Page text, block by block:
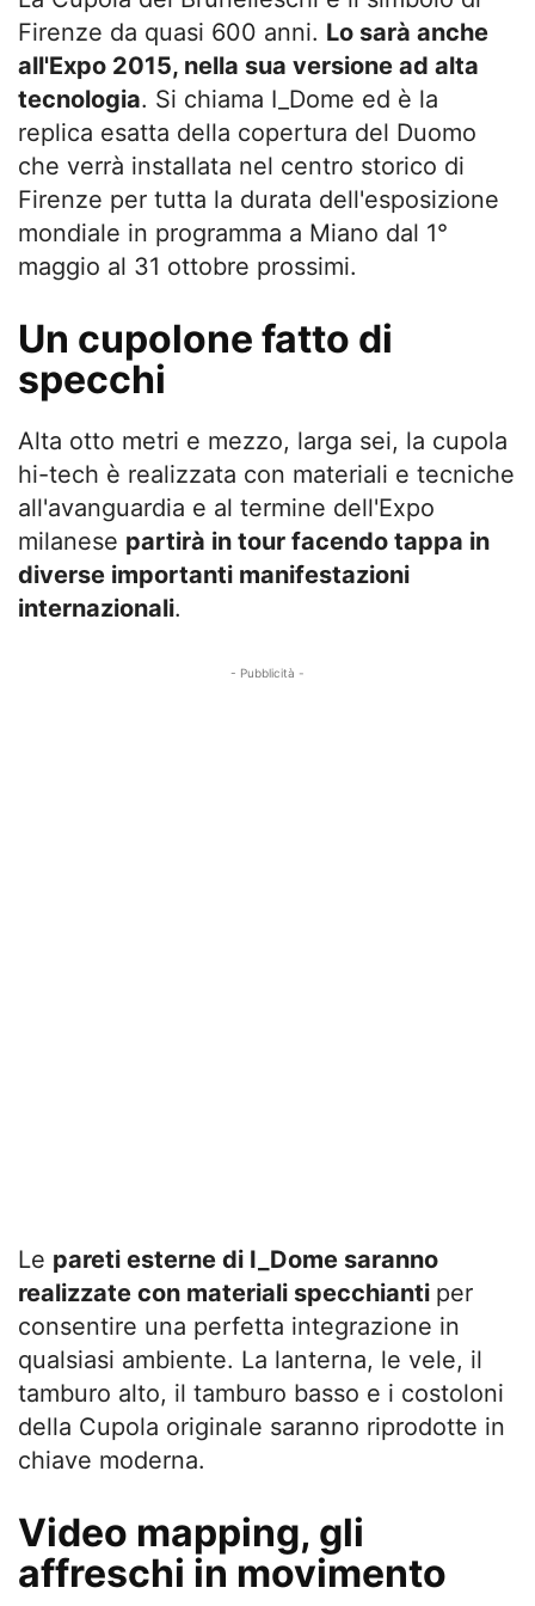
Firenze da quasi 600 anni. Lo sarà anche
all'Expo 2015, nella sua versione ad alta
tecnologia. Si chiama I_Dome ed è la
replica esatta della copertura del Duomo
che verrà installata nel centro storico di
Firenze per tutta la durata dell'esposizione
mondiale in programma a Miano dal 1°
maggio al 31 ottobre prossimi.
Un cupolone fatto di
specchi
Alta otto metri e mezzo, larga sei, la cupola
hi-tech è realizzata con materiali e tecniche
all'avanguardia e al termine dell'Expo
milanese partirà in tour facendo tappa in
diverse importanti manifestazioni
internazionali.
- Pubblicità -
Le pareti esterne di I_Dome saranno
realizzate con materiali specchianti per
consentire una perfetta integrazione in
qualsiasi ambiente. La lanterna, le vele, il
tamburo alto, il tamburo basso e i costoloni
della Cupola originale saranno riprodotte in
chiave moderna.
Video mapping, gli
affreschi in movimento